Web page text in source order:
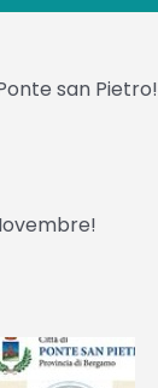
san Pietro!